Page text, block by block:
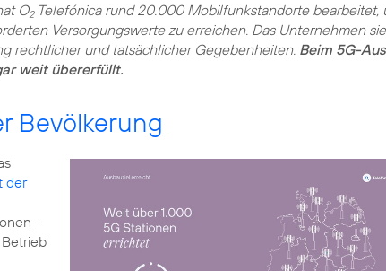
O2Telefónica rund 20.000 Mobilfunkstandorte bearbeitet,
Versorgungswerte zu erreichen. Das Unternehmen
rechtlicher und tatsächlicher Gegebenheiten. Beim 5G-
weit übererfüllt.
Bevölkerung
der
–